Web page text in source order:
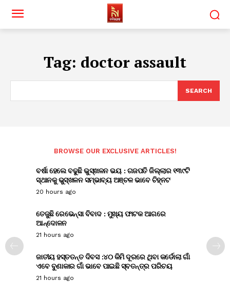
Tag: doctor assault
SEARCH
BROWSE OUR EXCLUSIVE ARTICLES!
ବର୍ଷା ହେଲେ ବଢୁଛି ଭୁସ୍ଖଳନ ଭୟ : ଗଜପତି ଜିଲ୍ଲାର ୧୩୯ଟି
ସ୍ଥାନକୁ ଭୁସ୍ଖଳନ ସମ୍ଭାବ୍ୟ ଅଞ୍ଚଳ ଭାବେ ଚିହ୍ନଟ
20 hours ago
ତେଜୁଛି ରେଭେନ୍ସା ବିବାଦ : ମୁଖ୍ୟ ଫାଟକ ଆଗରେ
ଆନ୍ଦୋଳନ
21 hours ago
ଜାତୀୟ ହସ୍ତତନ୍ତ ଦିବସ :୪୦ କିମି ଦୂରରେ ଥିବା କର୍ଡୋଲା ଗାଁ
ଏବେ ବୁଣାକାର ଗାଁ ଭାବେ ପାଇଛି ସ୍ବତନ୍ତ୍ର ପରିଚୟ
21 hours ago